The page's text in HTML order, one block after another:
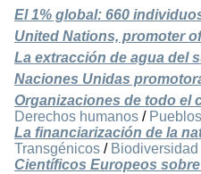
El 1% global: 660
United Nations, promoter
La extracción de agua del
Naciones Unidas
Organizaciones de todo el
Derechos humanos /
La financiarización de la
Transgénicos / Biodiversidad
Científicos Europeos